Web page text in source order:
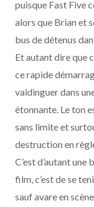
puisque Fast Five
alors que Brian et
bus de détenus
Et autant dire que
ce rapide
valdinguer dans
étonnante. Le ton
sans limite et
destruction en
C’est d’autant
film, c’est de se
sauf avare en